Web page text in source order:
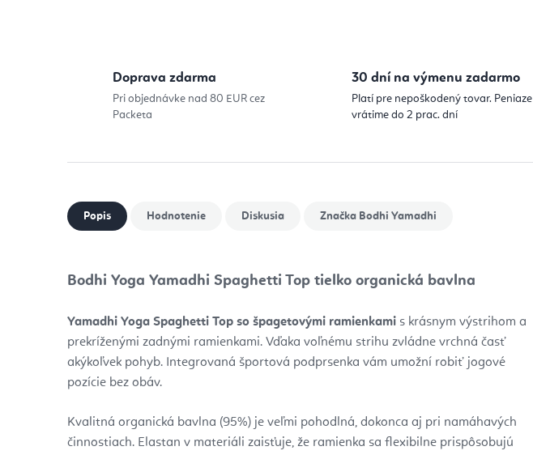
Doprava zdarma
Pri objednávke nad 80 EUR cez
Packeta
30 dní na výmenu zadarmo
Platí pre nepoškodený tovar. Peniaze
vrátime do 2 prac. dní
Popis Hodnotenie Diskusia Značka Bodhi Yamadhi
Bodhi Yoga Yamadhi Spaghetti Top tielko organická bavlna
Yamadhi Yoga Spaghetti Top so špagetovými ramienkami s krásnym výstrihom a
prekríženými zadnými ramienkami. Vďaka voľnému strihu zvládne vrchná časť
akýkoľvek pohyb. Integrovaná športová podprsenka vám umožní robiť jogové
pozície bez obáv.
Kvalitná organická bavlna (95%) je veľmi pohodlná, dokonca aj pri namáhavých
činnostiach. Elastan v materiáli zaisťuje, že ramienka sa flexibilne prispôsobujú